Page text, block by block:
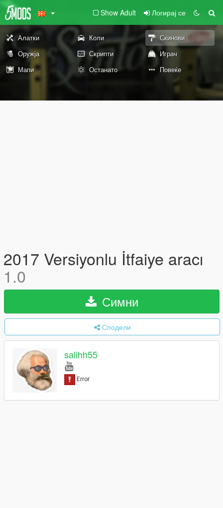
Show Adult Логирај се
Алатки Коли
Скинови
Оружја
Скрипти
Играч
Мапи
Останато Повеќе
2017 Versiyonlu İtfaiye aracı
1.0
Симни
Сподели
salihh55